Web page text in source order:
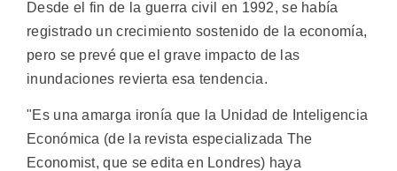
Desde el fin de la guerra civil en 1992, se había
registrado un crecimiento sostenido de la economía,
pero se prevé que el grave impacto de las
inundaciones revierta esa tendencia.
"Es una amarga ironía que la Unidad de Inteligencia
Económica (de la revista especializada The
Economist, que se edita en Londres) haya